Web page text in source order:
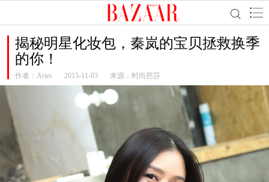
揭秘明星化妆包，秦岚的宝贝拯救换季
的你！
作者： Aries 2015-11-03 来源：时尚芭莎